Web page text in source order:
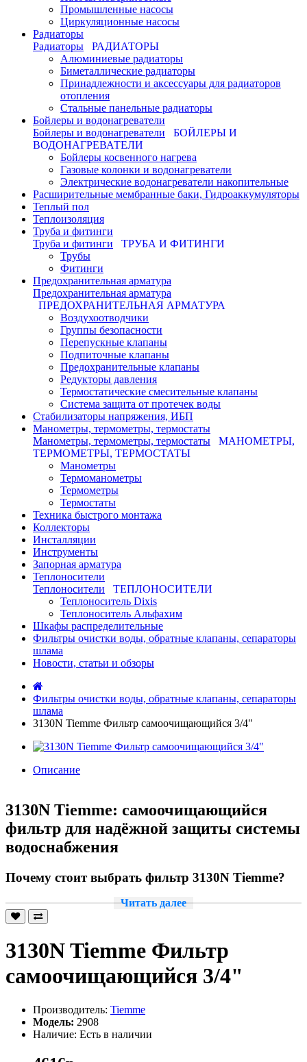
Промышленные насосы
Циркуляционные насосы
Радиаторы
Радиаторы
РАДИАТОРЫ
Алюминиевые радиаторы
Биметаллические радиаторы
Принадлежности и аксессуары для радиаторов
отопления
Стальные панельные радиаторы
Бойлеры и водонагреватели
Бойлеры и водонагреватели
БОЙЛЕРЫ И
ВОДОНАГРЕВАТЕЛИ
Бойлеры косвенного нагрева
Газовые колонки и водонагреватели
Электрические водонагреватели накопительные
Расширительные мембранные баки, Гидроаккумуляторы
Теплый пол
Теплоизоляция
Труба и фитинги
Труба и фитинги
ТРУБА И ФИТИНГИ
Трубы
Фитинги
Предохранительная арматура
Предохранительная арматура
ПРЕДОХРАНИТЕЛЬНАЯ АРМАТУРА
Воздухоотводчики
Группы безопасности
Перепускные клапаны
Подпиточные клапаны
Предохранительные клапаны
Редукторы давления
Термостатические смесительные клапаны
Система защита от протечек воды
Стабилизаторы напряжения, ИБП
Манометры, термометры, термостаты
Манометры, термометры, термостаты
МАНОМЕТРЫ,
ТЕРМОМЕТРЫ, ТЕРМОСТАТЫ
Манометры
Термоманометры
Термометры
Термостаты
Техника быстрого монтажа
Коллекторы
Инсталляции
Инструменты
Запорная арматура
Теплоносители
Теплоносители
ТЕПЛОНОСИТЕЛИ
Теплоноситель Dixis
Теплоноситель Альфахим
Шкафы распределительные
Фильтры очистки воды, обратные клапаны, сепараторы
шлама
Новости, статьи и обзоры
Фильтры очистки воды, обратные клапаны, сепараторы
шлама
3130N Tiemme Фильтр самоочищающийся 3/4"
Описание
3130N Tiemme: самоочищающийся
фильтр для надёжной защиты системы
водоснабжения
Почему стоит выбрать фильтр 3130N Tiemme?
Фильтр самоочищающийся 3130N Tiemme — это
высококачественное устройство, предназначенное для
подходит для использования в системах водоснабжения и
отопления, обеспечивая надёжную защиту оборудования и
Эффективная очистка воды от ржавчины, песка, ила и
других механических примесей.
Долговечность и надёжность в работе.
Читать далее
3130N Tiemme Фильтр
самоочищающийся 3/4"
Производитель: Tiemme
Модель: 2908
Наличие: Есть в наличии